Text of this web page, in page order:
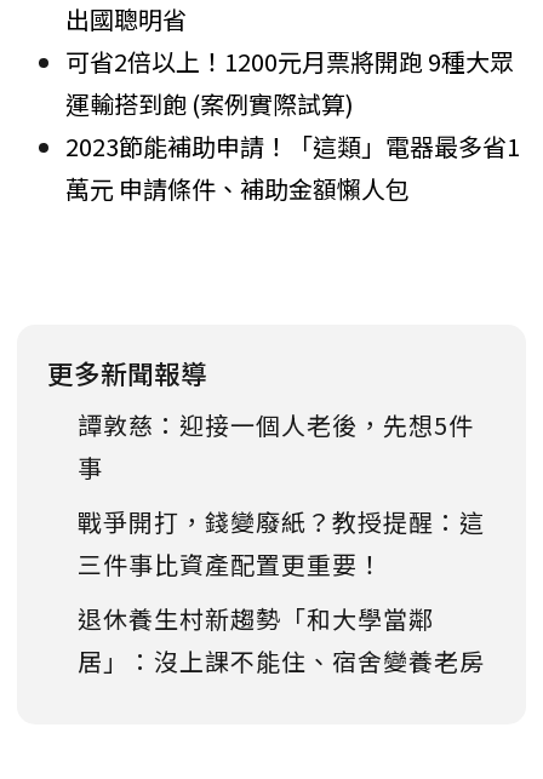
出國聰明省
可省2倍以上！1200元月票將開跑 9種大眾
運輸搭到飽 (案例實際試算)
2023節能補助申請！「這類」電器最多省1
萬元 申請條件、補助金額懶人包
更多新聞報導
譚敦慈：迎接一個人老後，先想5件
事
戰爭開打，錢變廢紙？教授提醒：這
三件事比資產配置更重要！
退休養生村新趨勢「和大學當鄰
居」：沒上課不能住、宿舍變養老房